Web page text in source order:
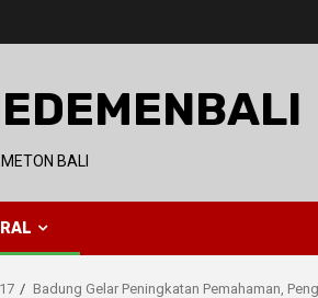
BALI
17 Badung Gelar Peningkatan Pemahaman,